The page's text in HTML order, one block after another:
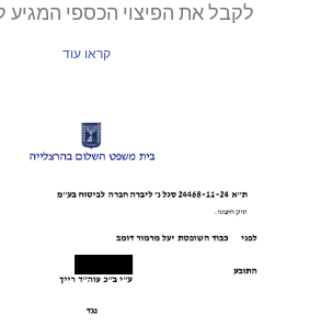
לקבל את הפיצוי הכספי המגיע
קראו עוד